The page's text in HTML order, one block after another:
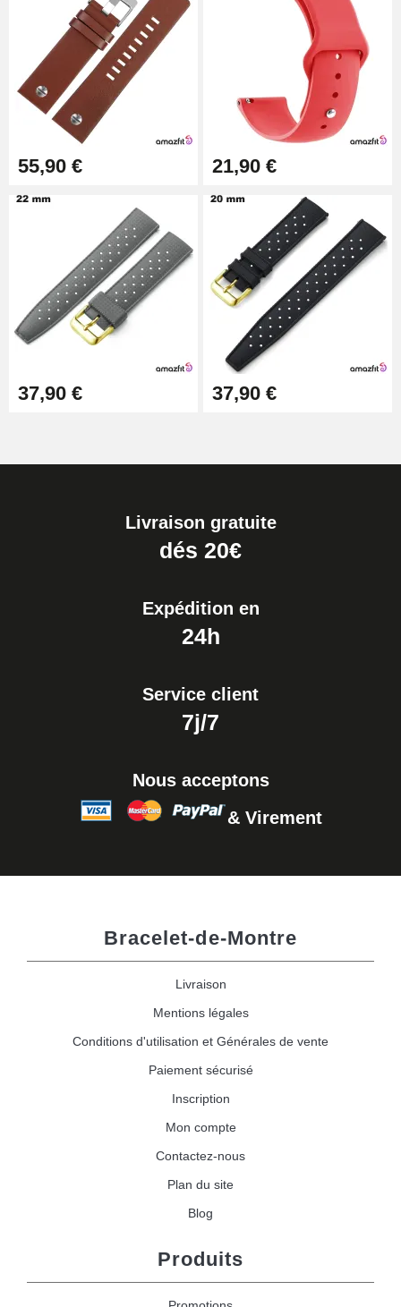
55,90 € 21,90 €
37,90 € 37,90 €
Livraison gratuite
dés 20€
Expédition en
24h
Service client
7j/7
Nous acceptons
& Virement
Bracelet-de-Montre
Livraison
Mentions légales
Conditions d'utilisation et Générales de vente
Paiement sécurisé
Inscription
Mon compte
Contactez-nous
Plan du site
Blog
Produits